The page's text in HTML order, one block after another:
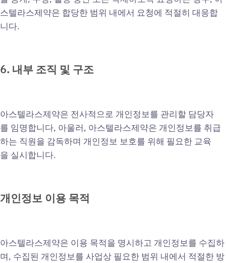
스텔라스제약은 합당한 범위 내에서 요청에 적절히 대응합
니다.
6. 내부 조직 및 구조
아스텔라스제약은 전사적으로 개인정보를 관리할 담당자
를 임명합니다, 아울러, 아스텔라스제약은 개인정보를 취급
하는 직원을 감독하며 개인정보 보호를 위해 필요한 교육
을 실시합니다.
개인정보 이용 목적
아스텔라스제약은 이용 목적을 명시하고 개인정보를 수집하
며, 수집된 개인정보를 사업상 필요한 범위 내에서 적절한 방